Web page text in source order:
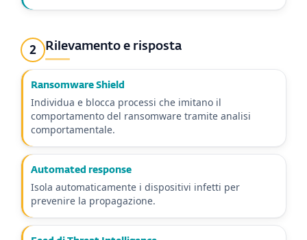
2 Rilevamento e risposta
Ransomware Shield
Individua e blocca processi che imitano il
comportamento del ransomware tramite analisi
comportamentale.
Automated response
Isola automaticamente i dispositivi infetti per
prevenire la propagazione.